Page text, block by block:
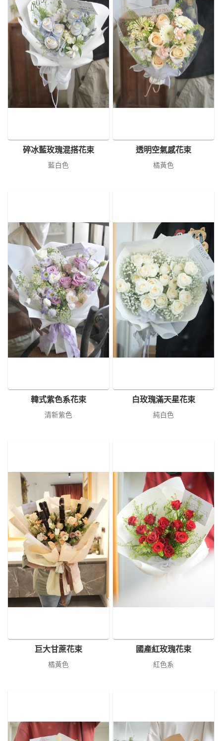
碎冰藍玫瑰混搭花束
藍白色
透明空氣感花束
橘黃色
韓式紫色系花束
清新紫色
白玫瑰滿天星花束
純白色
巨大甘蔗花束
橘黃色
國產紅玫瑰花束
紅色系